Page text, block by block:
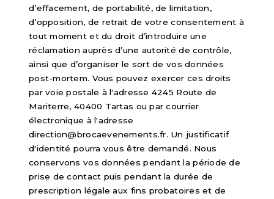
d’effacement, de portabilité, de limitation,
d’opposition, de retrait de votre consentement à
tout moment et du droit d’introduire une
réclamation auprès d’une autorité de contrôle,
ainsi que d’organiser le sort de vos données
post-mortem. Vous pouvez exercer ces droits
par voie postale à l'adresse 4245 Route de
Mariterre, 40400 Tartas ou par courrier
électronique à l'adresse
direction@brocaevenements.fr. Un justificatif
d'identité pourra vous être demandé. Nous
conservons vos données pendant la période de
prise de contact puis pendant la durée de
prescription légale aux fins probatoires et de